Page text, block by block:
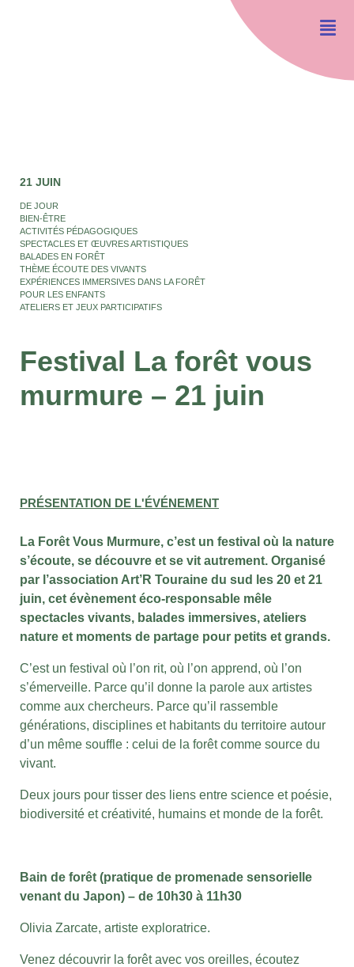
21 JUIN
DE JOUR
BIEN-ÊTRE
ACTIVITÉS PÉDAGOGIQUES
SPECTACLES ET ŒUVRES ARTISTIQUES
BALADES EN FORÊT
THÈME ÉCOUTE DES VIVANTS
EXPÉRIENCES IMMERSIVES DANS LA FORÊT
POUR LES ENFANTS
ATELIERS ET JEUX PARTICIPATIFS
Festival La forêt vous
murmure – 21 juin
PRÉSENTATION DE L'ÉVÉNEMENT
La Forêt Vous Murmure, c’est un festival où la nature
s’écoute, se découvre et se vit autrement. Organisé
par l’association Art’R Touraine du sud les 20 et 21
juin, cet évènement éco-responsable mêle
spectacles vivants, balades immersives, ateliers
nature et moments de partage pour petits et grands.
C’est un festival où l’on rit, où l’on apprend, où l’on
s’émerveille. Parce qu’il donne la parole aux artistes
comme aux chercheurs. Parce qu’il rassemble
générations, disciplines et habitants du territoire autour
d’un même souffle : celui de la forêt comme source du
vivant.
Deux jours pour tisser des liens entre science et poésie,
biodiversité et créativité, humains et monde de la forêt.
Bain de forêt (pratique de promenade sensorielle
venant du Japon) – de 10h30 à 11h30
Olivia Zarcate, artiste exploratrice.
Venez découvrir la forêt avec vos oreilles, écoutez